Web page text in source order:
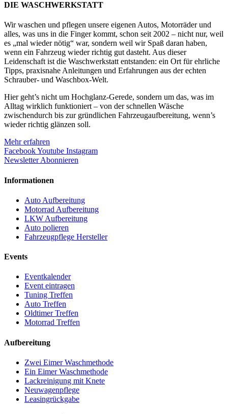
DIE WASCHWERKSTATT
Wir waschen und pflegen unsere eigenen Autos, Motorräder und
alles, was uns in die Finger kommt, schon seit 2002 – nicht nur, weil
es „mal wieder nötig“ war, sondern weil wir Spaß daran haben,
wenn ein Fahrzeug wieder richtig gut dasteht. Aus dieser
Leidenschaft ist die Waschwerkstatt entstanden: ein Ort für ehrliche
Tipps, praxisnahe Anleitungen und Erfahrungen aus der echten
Schrauber- und Waschbox-Welt.
Hier geht’s nicht um Hochglanz-Gerede, sondern um das, was im
Alltag wirklich funktioniert – von der schnellen Wäsche
zwischendurch bis zur gründlichen Fahrzeugaufbereitung, wenn’s
wieder richtig glänzen soll.
Mehr erfahren
FacebookYoutube Instagram
Newsletter Abonnieren
Informationen
Auto Aufbereitung
Motorrad Aufbereitung
LKW Aufbereitung
Auto polieren
Fahrzeugpflege Hersteller
Events
Eventkalender
Event eintragen
Tuning Treffen
Auto Treffen
Oldtimer Treffen
Motorrad Treffen
Aufbereitung
Zwei Eimer Waschmethode
Ein Eimer Waschmethode
Lackreinigung mit Knete
Neuwagenpflege
Leasingrückgabe